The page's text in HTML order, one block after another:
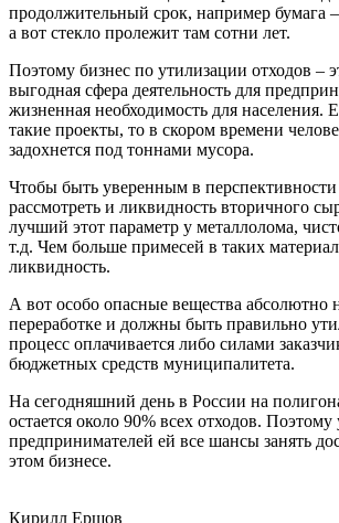
продолжительный срок, например бумага
а вот стекло пролежит там сотни лет.
Поэтому бизнес по утилизации отходов –
выгодная сфера деятельность для
жизненная необходимость для населения.
такие проекты, то в скором времени
задохнется под тоннами мусора.
Чтобы быть уверенным в перспективности
рассмотреть и ликвидность вторичного
лучший этот параметр у металлолома,
т.д. Чем больше примесей в таких
ликвидность.
А вот особо опасные вещества абсолютно
переработке и должны быть правильно
процесс оплачивается либо силами
бюджетных средств муниципалитета.
На сегодняшний день в России на
остается около 90% всех отходов. Поэтому
предпринимателей ей все шансы занять
этом бизнесе.
Кирилл Ершов